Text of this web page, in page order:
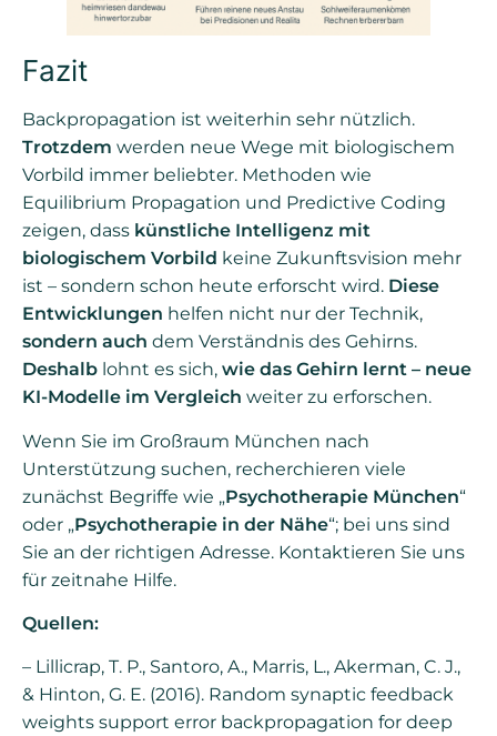
Fazit
Backpropagation ist weiterhin sehr nützlich.
Trotzdem werden neue Wege mit biologischem
Vorbild immer beliebter. Methoden wie
Equilibrium Propagation und Predictive Coding
zeigen, dass künstliche Intelligenz mit
biologischem Vorbild keine Zukunftsvision mehr
ist – sondern schon heute erforscht wird. Diese
Entwicklungen helfen nicht nur der Technik,
sondern auch dem Verständnis des Gehirns.
Deshalb lohnt es sich,wie das Gehirn lernt – neue
KI-Modelle im Vergleich weiter zu erforschen.
Wenn Sie im Großraum München nach
Unterstützung suchen, recherchieren viele
zunächst Begriffe wie „Psychotherapie München“
oder „Psychotherapie in der Nähe“; bei uns sind
Sie an der richtigen Adresse. Kontaktieren Sie uns
für zeitnahe Hilfe.
Quellen:
– Lillicrap, T. P., Santoro, A., Marris, L., Akerman, C. J.,
& Hinton, G. E. (2016). Random synaptic feedback
weights support error backpropagation for deep